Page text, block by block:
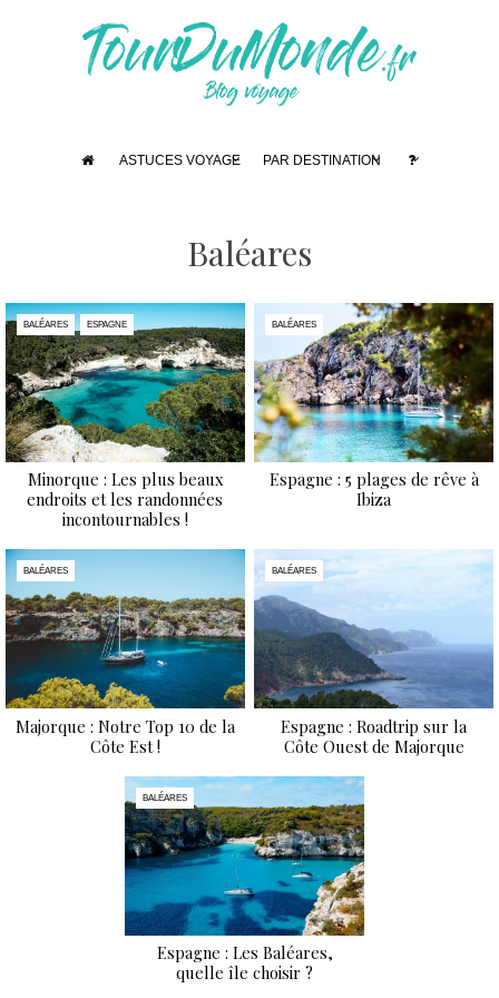
ASTUCES VOYAGE PAR DESTINATION
Baléares
BALÉARES ESPAGNE
Minorque : Les plus beaux
endroits et les randonnées
incontournables !
BALÉARES
Espagne : 5 plages de rêve à
Ibiza
BALÉARES
Majorque : Notre Top 10 de la
Côte Est !
BALÉARES
Espagne : Roadtrip sur la
Côte Ouest de Majorque
BALÉARES
Espagne : Les Baléares,
quelle île choisir ?